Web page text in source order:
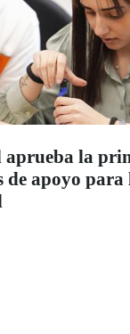
la
de apoyo